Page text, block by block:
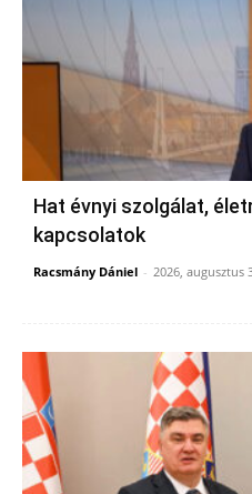
Hat évnyi szolgálat,
kapcsolatok
Racsmány Dániel - 2026, augusztus